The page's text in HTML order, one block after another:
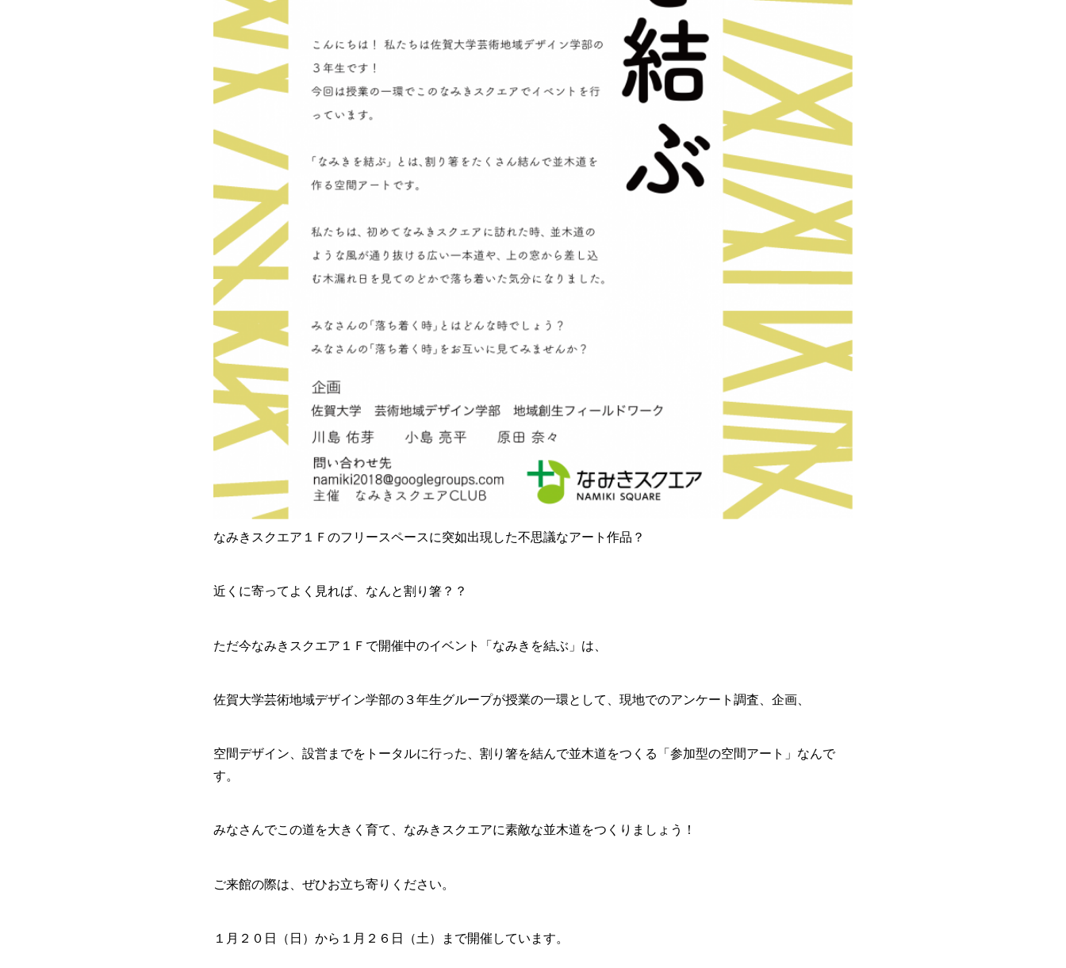
なみきスクエア１Ｆのフリースペースに突如出現した不思議なアート作品？
近くに寄ってよく見れば、なんと割り箸？？
ただ今なみきスクエア１Ｆで開催中のイベント「なみきを結ぶ」は、
佐賀大学芸術地域デザイン学部の３年生グループが授業の一環として、現地でのアンケート調査、企画、
空間デザイン、設営までをトータルに行った、割り箸を結んで並木道をつくる「参加型の空間アート」なんで
す。
みなさんでこの道を大きく育て、なみきスクエアに素敵な並木道をつくりましょう！
ご来館の際は、ぜひお立ち寄りください。
１月２０日（日）から１月２６日（土）まで開催しています。